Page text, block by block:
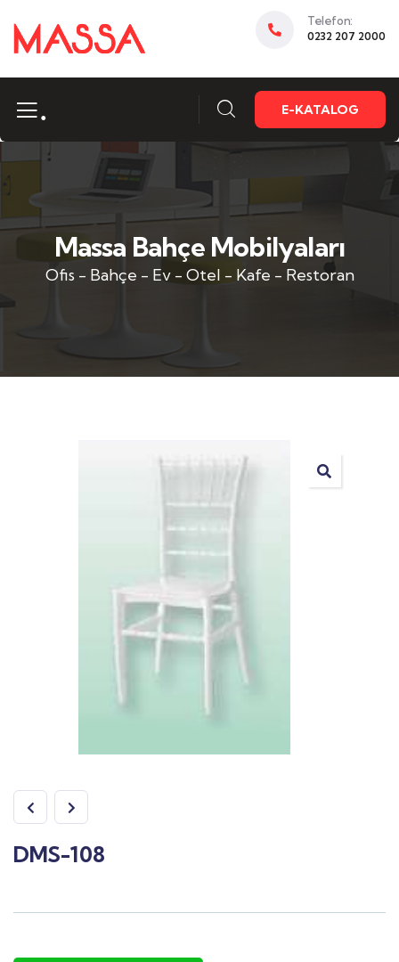
Telefon:
0232 207 2000
. E-KATALOG
Massa Bahçe Mobilyaları
Ofis - Bahçe - Ev - Otel - Kafe - Restoran
DMS-108